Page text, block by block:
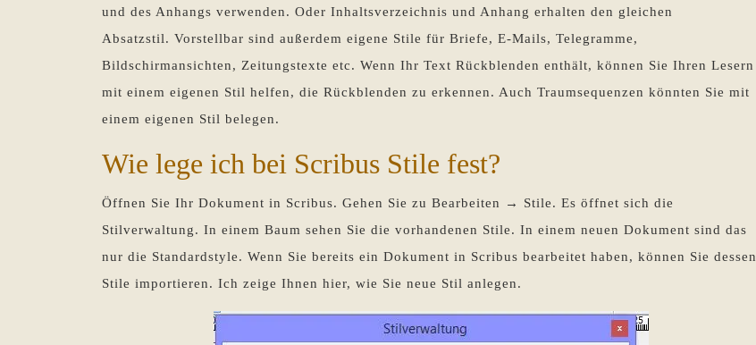
und des Anhangs verwenden. Oder Inhaltsverzeichnis und Anhang erhalten den gleichen
Absatzstil. Vorstellbar sind außerdem eigene Stile für Briefe, E-Mails, Telegramme,
Bildschirmansichten, Zeitungstexte etc. Wenn Ihr Text Rückblenden enthält, können Sie Ihren Lesern
mit einem eigenen Stil helfen, die Rückblenden zu erkennen. Auch Traumsequenzen könnten Sie mit
einem eigenen Stil belegen.
Wie lege ich bei Scribus Stile fest?
Öffnen Sie Ihr Dokument in Scribus. Gehen Sie zu Bearbeiten → Stile. Es öffnet sich die
Stilverwaltung. In einem Baum sehen Sie die vorhandenen Stile. In einem neuen Dokument sind das
nur die Standardstyle. Wenn Sie bereits ein Dokument in Scribus bearbeitet haben, können Sie dessen
Stile importieren. Ich zeige Ihnen hier, wie Sie neue Stil anlegen.